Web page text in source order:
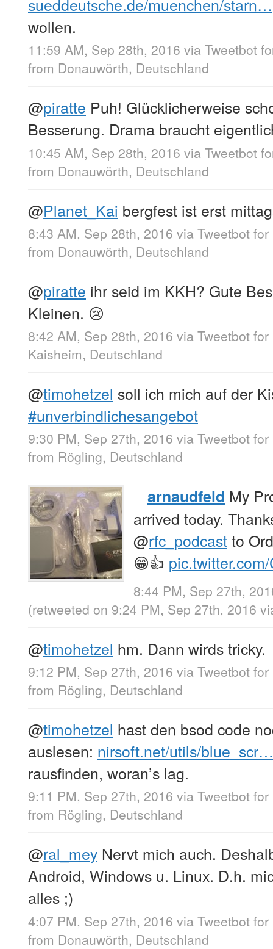
sueddeutsche.de/muenchen/starn…
wollen.
11:59 AM, Sep 28th, 2016 via Tweetbot
from Donauwörth, Deutschland
@piratte Puh! Glücklicherweise
Besserung. Drama braucht
10:45 AM, Sep 28th, 2016 via Tweetbot
from Donauwörth, Deutschland
@Planet_Kai bergfest ist erst
8:43 AM, Sep 28th, 2016 via Tweetbot
from Donauwörth, Deutschland
@piratte ihr seid im KKH? Gute
Kleinen. 😢
8:42 AM, Sep 28th, 2016 via Tweetbot
Kaisheim, Deutschland
@timohetzel soll ich mich auf der
#unverbindlichesangebot
9:30 PM, Sep 27th, 2016 via Tweetbot
from Rögling, Deutschland
arnaudfeld My
arrived today.
@rfc_podcastto
😁👍
8:44 PM, Sep 27th,
(retweeted on 9:24 PM, Sep 27th, 2016
@timohetzel hm. Dann wirds tricky.
9:12 PM, Sep 27th, 2016 via Tweetbot
from Rögling, Deutschland
@timohetzel hast den bsod code
auslesen: nirsoft.net/utils/blue_scr…
rausfinden, woran’s lag.
9:11 PM, Sep 27th, 2016 via Tweetbot
from Rögling, Deutschland
@ral_mey Nervt mich auch.
Android, Windows u. Linux. D.h.
alles ;)
4:07 PM, Sep 27th, 2016 via Tweetbot
from Donauwörth, Deutschland